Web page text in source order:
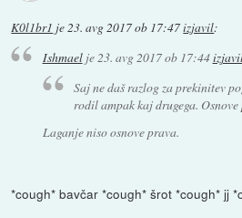
K0l1br1 je23. avg 2017 ob 17:47izjavil:
Ishmaelje23. avg 2017 ob 17:44
Saj ne daš razlog za prekinitev
rodil ampak kaj drugega. Osnove
Laganje niso osnove prava.
*cough* bavčar *cough* šrot *cough* jj